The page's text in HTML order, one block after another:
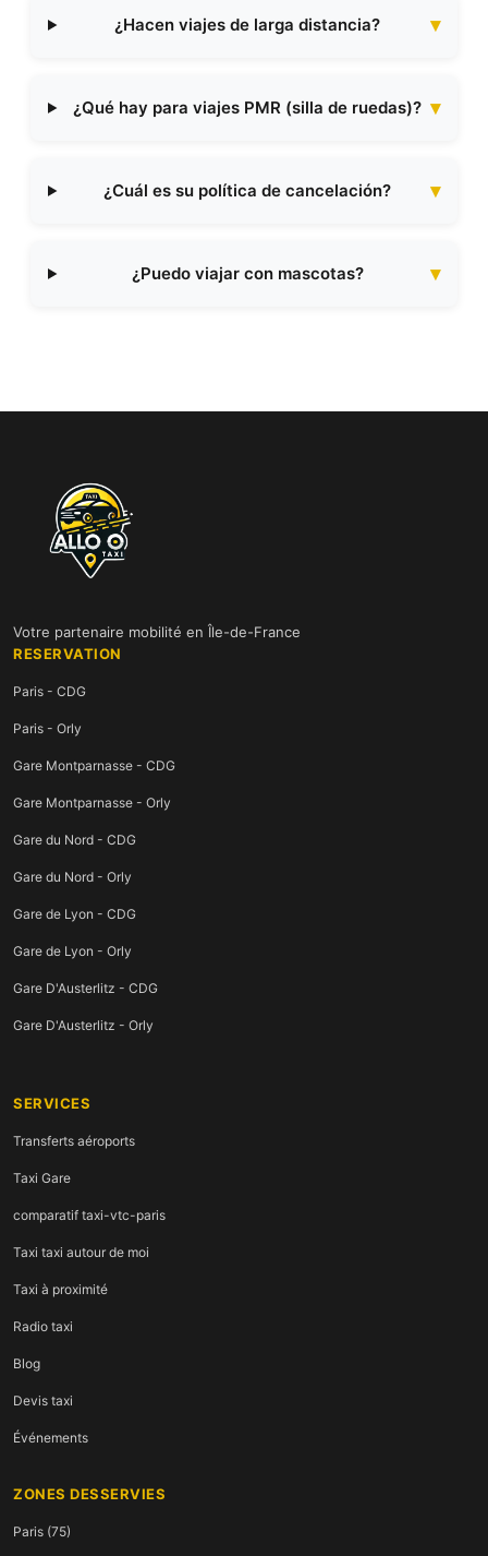
¿Hacen viajes de larga distancia?
¿Qué hay para viajes PMR (silla de ruedas)?
¿Cuál es su política de cancelación?
¿Puedo viajar con mascotas?
Votre partenaire mobilité en Île-de-France
RESERVATION
Paris - CDG
Paris - Orly
Gare Montparnasse - CDG
Gare Montparnasse - Orly
Gare du Nord - CDG
Gare du Nord - Orly
Gare de Lyon - CDG
Gare de Lyon - Orly
Gare D'Austerlitz - CDG
Gare D'Austerlitz - Orly
SERVICES
Transferts aéroports
Taxi Gare
comparatif taxi-vtc-paris
Taxi taxi autour de moi
Taxi à proximité
Radio taxi
Blog
Devis taxi
Événements
ZONES DESSERVIES
Paris (75)